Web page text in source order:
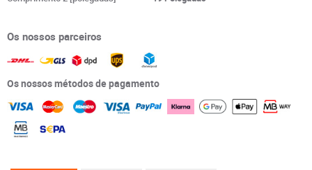
Os nossos parceiros
Os nossos métodos de pagamento